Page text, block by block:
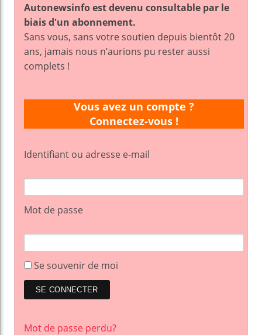
Autonewsinfo est devenu consultable par le
biais d'un abonnement.
Sans vous, sans votre soutien depuis bientôt 20
ans, jamais nous n’aurions pu rester aussi
complets !
Vous avez un compte ?
Connectez-vous !
Identifiant ou adresse e-mail
Mot de passe
Se souvenir de moi
Mot de passe perdu?